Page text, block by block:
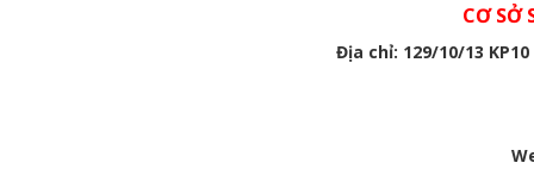
CƠ SỞ
Địa chỉ: 129/10/13